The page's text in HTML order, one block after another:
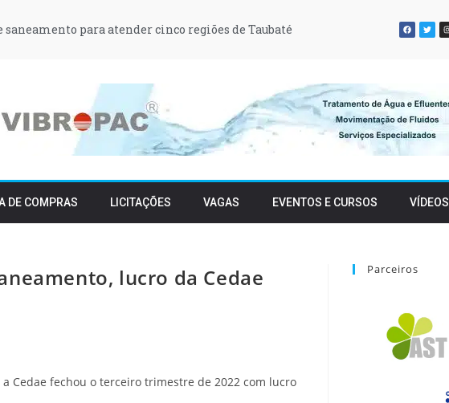
para atender cinco regiões de Taubaté
DE COMPRAS LICITAÇÕES VAGAS EVENTOS E CURSOS VÍDEOS
lucro da Cedae
Cedae fechou o terceiro trimestre de 2022 com lucro
Parceiros